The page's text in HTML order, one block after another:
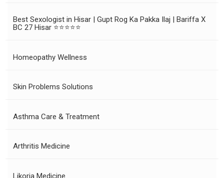
Best Sexologist in Hisar | Gupt Rog Ka Pakka Ilaj | Bariffa X
BC 27 Hisar ⭐⭐⭐⭐⭐
Homeopathy Wellness
Skin Problems Solutions
Asthma Care & Treatment
Arthritis Medicine
Likoria Medicine